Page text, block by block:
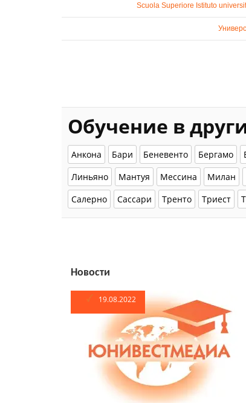
Scuola Superiore Istituto
Обучение в
Анкона Бари Беневенто Бергамо
Линьяно
Мантуя Мессина Милан
Салерно
Сассари Тренто Триест
Новости
19.08.2022